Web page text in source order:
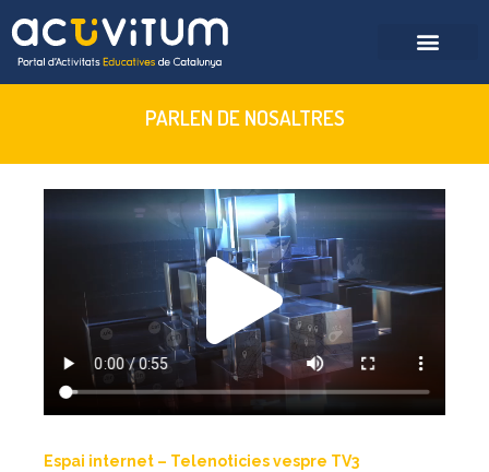
PARLEN DE NOSALTRES
Espai internet – Telenoticies vespre TV3